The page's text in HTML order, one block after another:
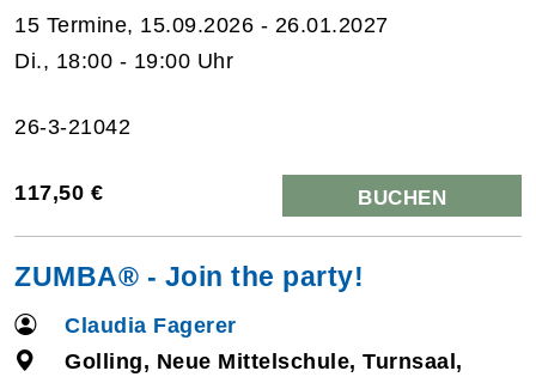
15 Termine, 15.09.2026 - 26.01.2027
Di., 18:00 - 19:00 Uhr
26-3-21042
117,50 € BUCHEN
ZUMBA® - Join the party!
Claudia Fagerer
Golling, Neue Mittelschule, Turnsaal,